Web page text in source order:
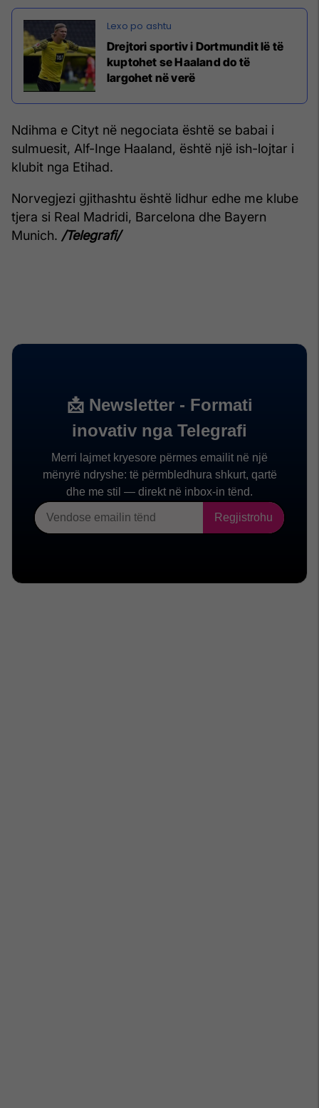
Drejtori sportiv i Dortmundit lë të
kuptohet se Haaland do të
largohet në verë
Ndihma e Cityt në negociata është se babai i
sulmuesit, Alf-Inge Haaland, është një ish-lojtar i
klubit nga Etihad.
Norvegjezi gjithashtu është lidhur edhe me klube
tjera si Real Madridi, Barcelona dhe Bayern
Munich. /Telegrafi/